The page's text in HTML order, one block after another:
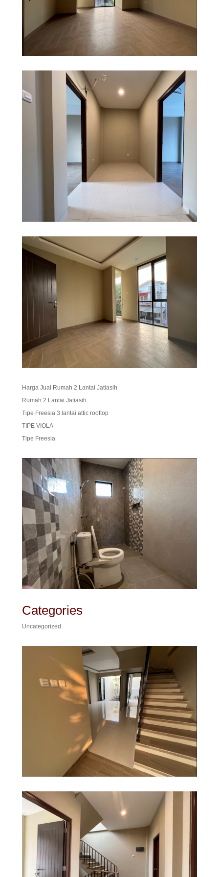
Harga Jual Rumah 2 Lantai Jatiasih
Rumah 2 Lantai Jatiasih
Tipe Freesia 3 lantai attic rooftop
TIPE VIOLA
Tipe Freesia
Categories
Uncategorized